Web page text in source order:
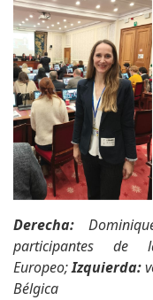
Derecha:
participantes de
Europeo;Izquierda:
Bélgica